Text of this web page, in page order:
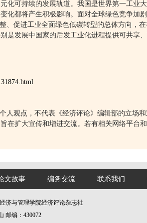
化可持续的发展轨道。我国是世界第一工业
化都将产生积极影响。面对全球绿色竞争加
、促进工业全面绿色低碳转型的总体方向，
是发展中国家的后发工业化进程提供可共享
人观点，不代表《经济评论》编辑部的立场
在扩大宣传和增进交流。若有相关网络平台
文故事 编务交流 联系我们
济与管理学院经济评论杂志社
邮编：430072